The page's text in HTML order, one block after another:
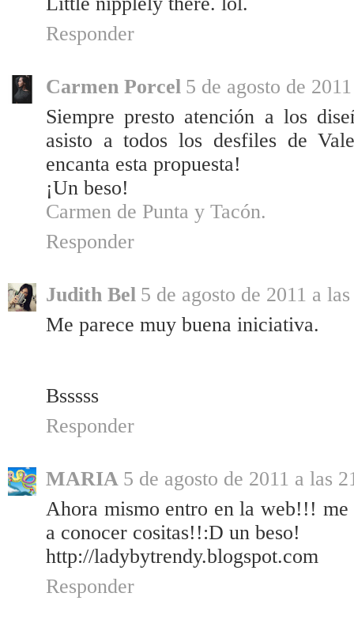
Responder
Carmen Porcel 5 de agosto de
Siempre presto atención a los
asisto a todos los desfiles de
encanta esta propuesta!
¡Un beso!
Carmen de Punta y Tacón.
Responder
Judith Bel 5 de agosto de 2011 a
Me parece muy buena iniciativa.
Bsssss
Responder
MARIA 5 de agosto de 2011 a las
Ahora mismo entro en la web!!! me
a conocer cositas!!:D un beso!
http://ladybytrendy.blogspot.com
Responder